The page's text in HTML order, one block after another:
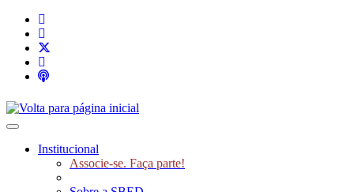
Toggle navigation
Institucional
Associe-se. Faça parte!